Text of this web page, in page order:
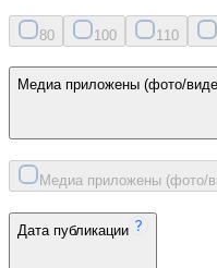
80 100 11 0
Медиа приложены (фото/
Медиа приложены (фото/
Дата публикации